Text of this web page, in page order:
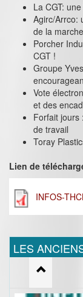
La CGT:
Agirc/Arrco:
de la marche
Porcher
CGT !
Groupe
Vote
et des
Forfait jours
de travail
Toray
Lien de
INFOS-
LES